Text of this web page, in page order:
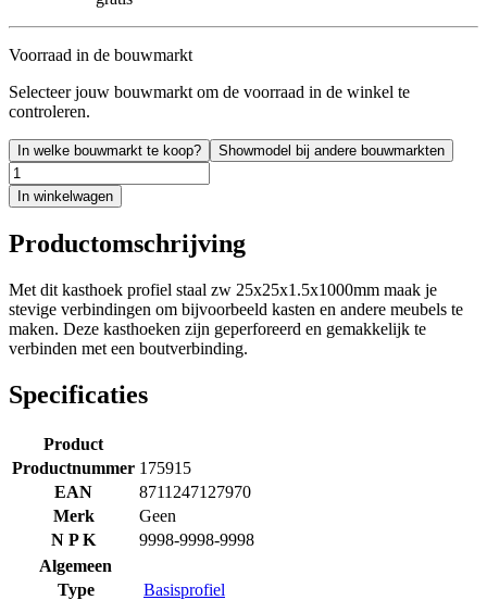
Voorraad in de bouwmarkt
Selecteer jouw bouwmarkt om de voorraad in de winkel te
controleren.
In welke bouwmarkt te koop? Showmodel bij andere bouwmarkten
In winkelwagen
Productomschrijving
Met dit kasthoek profiel staal zw 25x25x1.5x1000mm maak je
stevige verbindingen om bijvoorbeeld kasten en andere meubels te
maken. Deze kasthoeken zijn geperforeerd en gemakkelijk te
verbinden met een boutverbinding.
Specificaties
Product
Productnummer 175915
EAN
8711247127970
Merk
Geen
N P K
9998-9998-9998
Algemeen
Type
Basisprofiel